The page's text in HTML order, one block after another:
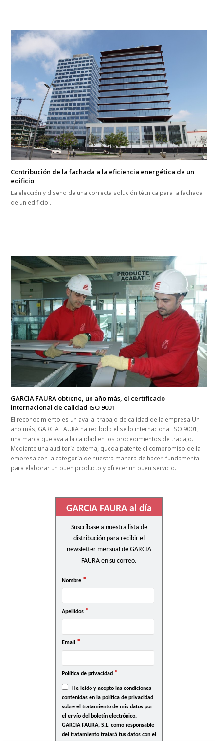
Contribución de la fachada a la eficiencia energética de un
edificio
La elección y diseño de una correcta solución técnica para la fachada
de un edificio…
GARCIA FAURA obtiene, un año más, el certificado
internacional de calidad ISO 9001
El reconocimiento es un aval al trabajo de calidad de la empresa Un
año más, GARCIA FAURA ha recibido el sello internacional ISO 9001,
una marca que avala la calidad en los procedimientos de trabajo.
Mediante una auditoría externa, queda patente el compromiso de la
empresa con la categoría de nuestra manera de hacer, fundamental
para elaborar un buen producto y ofrecer un buen servicio.
GARCIA FAURA al día
Suscríbase a nuestra lista de
distribución para recibir el
newsletter mensual de GARCIA
FAURA en su correo.
Nombre *
Apellidos *
Email *
Política de privacidad *
He leído y acepto las condiciones
contenidas en la política de privacidad
sobre el tratamiento de mis datos por
el envío del boletín electrónico.
GARCIA FAURA, S.L. como responsable
del tratamiento tratará tus datos con el